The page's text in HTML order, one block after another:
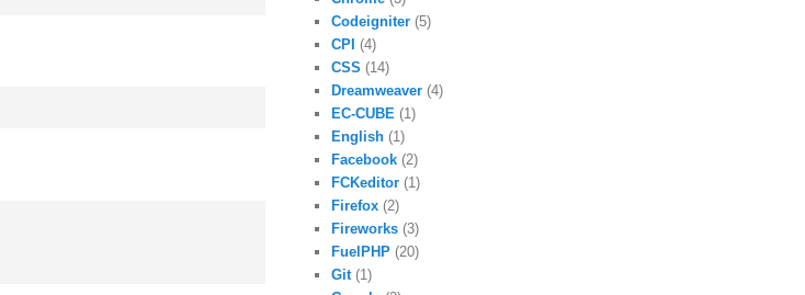
Codeigniter (5)
CPI (4)
CSS (14)
Dreamweaver (4)
EC-CUBE (1)
English (1)
Facebook (2)
FCKeditor (1)
Firefox (2)
Fireworks (3)
FuelPHP (20)
Git (1)